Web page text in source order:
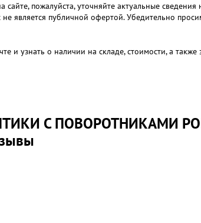
сайте, пожалуйста, уточняйте актуальные
является публичной офертой. Убедительно
и узнать о наличии на складе, стоимости, а
С ПОВОРОТНИКАМИ